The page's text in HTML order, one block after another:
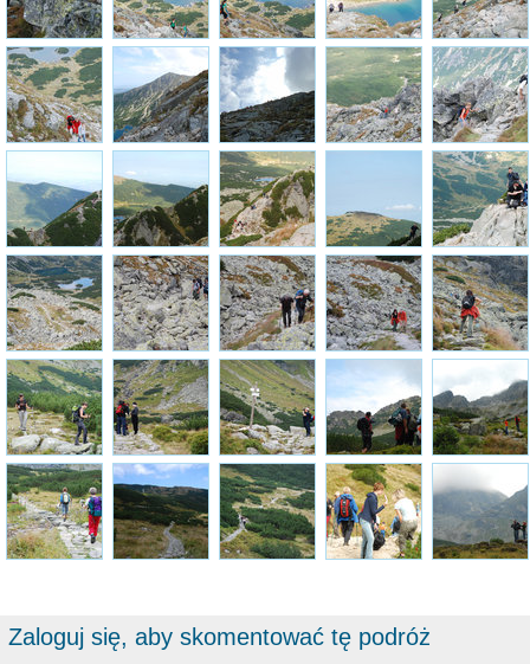
Zaloguj się, aby skomentować tę podróż